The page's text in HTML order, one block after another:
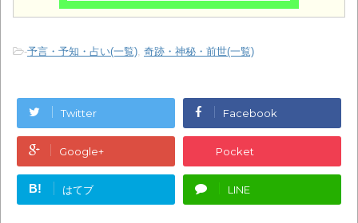
-予言・予知・占い(一覧), 奇跡・神秘・前世(一覧)
Twitter Facebook
Google+ Pocket
B! はてブ LINE